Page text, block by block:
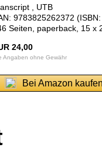
, UTB
9783825262372
Seiten, paperback, 15 x
24,00
Angaben ohne Gewähr
Bei Amazon